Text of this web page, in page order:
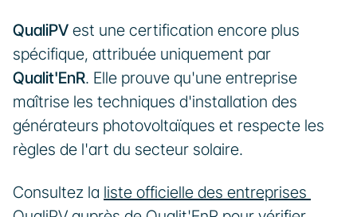
QualiPV est une certification encore plus
Qualit'EnR. Elle prouve qu'une entreprise
maîtrise les techniques d'installation des
générateurs photovoltaïques et respecte les
règles de l'art du secteur solaire.
Consultez la liste officielle des entreprises